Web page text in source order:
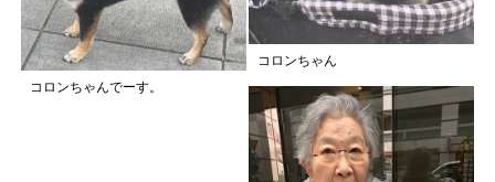
コロンちゃんでーす。
コロンちゃん